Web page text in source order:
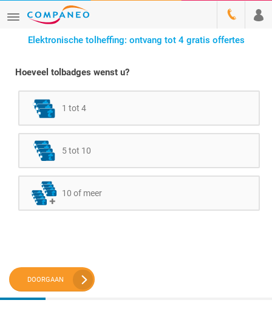
Elektronische tolheffing: ontvang tot 4 gratis offertes
Hoeveel tolbadges wenst u?
1 tot 4
5 tot 10
10 of meer
DOORGAAN